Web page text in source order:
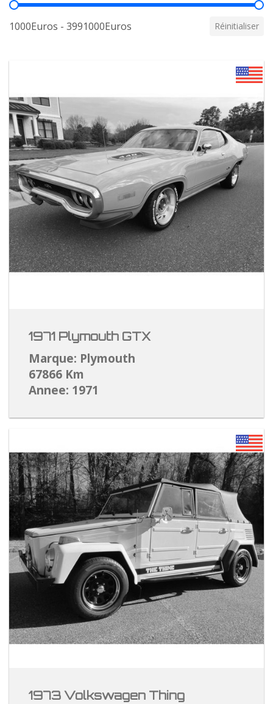
Prix
1000Euros - 3991000Euros Réinitialiser
1971 Plymouth GTX
Marque: Plymouth
67866 Km
Annee: 1971
1973 Volkswagen Thing